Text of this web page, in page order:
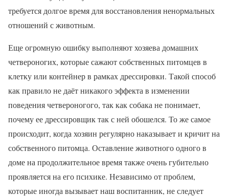
требуется долгое время для восстановления ненормальных
отношений с животным.
Еще огромную ошибку выполняют хозяева домашних
четвероногих, которые сажают собственных питомцев в
клетку или контейнер в рамках дрессировки. Такой способ
как правило не даёт никакого эффекта в изменении
поведения четвероногого, так как собака не понимает,
почему ее дрессировщик так с ней обошелся. То же самое
происходит, когда хозяин регулярно наказывает и кричит на
собственного питомца. Оставление животного одного в
доме на продолжительное время также очень губительно
проявляется на его психике. Независимо от проблем,
которые иногда вызывает наш воспитанник, не следует